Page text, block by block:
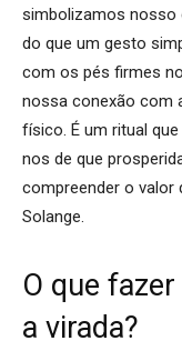
simbolizamos nosso
do que um gesto
com os pés firmes
nossa conexão com
físico. É um ritual
nos de que
compreender o valor
Solange.
O que
a virada?